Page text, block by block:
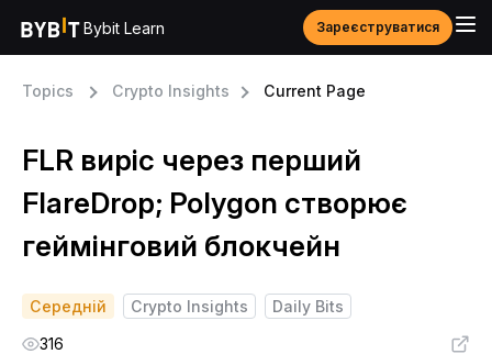
Bybit Learn Зареєструватися
Topics Crypto Insights Current Page
FLR виріс через перший
FlareDrop; Polygon створює
геймінговий блокчейн
Середній Crypto Insights
Daily Bits
316